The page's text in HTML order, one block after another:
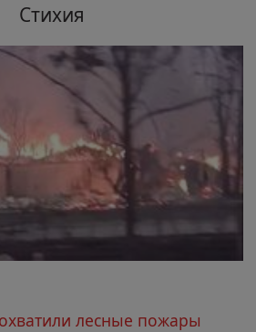
Стихия
лесные пожары